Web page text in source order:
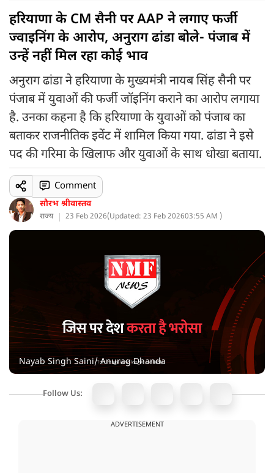
हरियाणा के CM सैनी पर AAP ने लगाए फर्जी
ज्वाइनिंग के आरोप, अनुराग ढांडा बोले- पंजाब में
उन्हें नहीं मिल रहा कोई भाव
अनुराग ढांडा ने हरियाणा के मुख्यमंत्री नायब सिंह सैनी पर
पंजाब में युवाओं की फर्जी जॉइनिंग कराने का आरोप लगाया
है. उनका कहना है कि हरियाणा के युवाओं को पंजाब का
बताकर राजनीतिक इवेंट में शामिल किया गया. ढांडा ने इसे
पद की गरिमा के खिलाफ और युवाओं के साथ धोखा बताया.
सौरभ श्रीवास्तव
राज्य 23 Feb 2026(Updated: 23 Feb 202603:55 AM )
Comment
Nayab Singh Saini/ Anurag Dhanda
Follow Us:
ADVERTISEMENT